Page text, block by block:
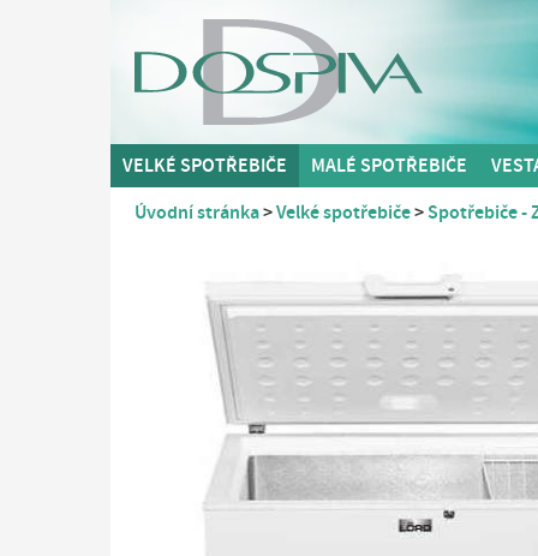
VELKÉ SPOTŘEBIČE MALÉ SPOTŘEBIČE
Úvodní stránka Velké spotřebiče Spotřebiče -